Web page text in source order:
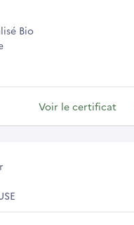
Bio
Voir le certificat